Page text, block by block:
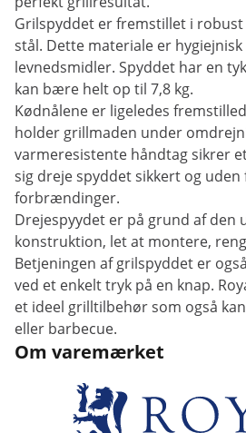
Grilspyddet er fremstillet i
stål. Dette materiale er
levnedsmidler. Spyddet har en
kan bære helt op til 7,8 kg.
Kødnålene er ligeledes
holder grillmaden under
varmeresistente håndtag sikrer
sig dreje spyddet sikkert og uden
forbrændinger.
Drejespyydet er på grund af den
konstruktion, let at montere,
Betjeningen af grilspyddet er
ved et enkelt tryk på en knap.
et ideel grilltilbehør som også
eller barbecue.
Om varemærket